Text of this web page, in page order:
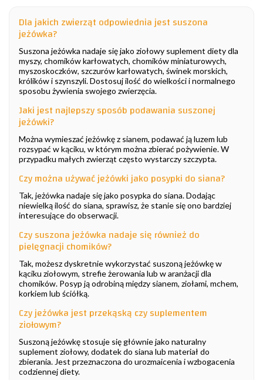
Dla jakich zwierząt odpowiednia jest suszona
jeżówka?
Suszona jeżówka nadaje się jako ziołowy suplement diety dla
myszy, chomików karłowatych, chomików miniaturowych,
myszoskoczków, szczurów karłowatych, świnek morskich,
królików i szynszyli. Dostosuj ilość do wielkości i normalnego
sposobu żywienia swojego zwierzęcia.
Jaki jest najlepszy sposób podawania suszonej
jeżówki?
Można wymieszać jeżówkę z sianem, podawać ją luzem lub
rozsypać w kąciku, w którym można zbierać pożywienie. W
przypadku małych zwierząt często wystarczy szczypta.
Czy można używać jeżówki jako posypki do siana?
Tak, jeżówka nadaje się jako posypka do siana. Dodając
niewielką ilość do siana, sprawisz, że stanie się ono bardziej
interesujące do obserwacji.
Czy suszona jeżówka nadaje się również do
pielęgnacji chomików?
Tak, możesz dyskretnie wykorzystać suszoną jeżówkę w
kąciku ziołowym, strefie żerowania lub w aranżacji dla
chomików. Posyp ją odrobiną między sianem, ziołami, mchem,
korkiem lub ściółką.
Czy jeżówka jest przekąską czy suplementem
ziołowym?
Suszoną jeżówkę stosuje się głównie jako naturalny
suplement ziołowy, dodatek do siana lub materiał do
zbierania. Jest przeznaczona do urozmaicenia i wzbogacenia
codziennej diety.